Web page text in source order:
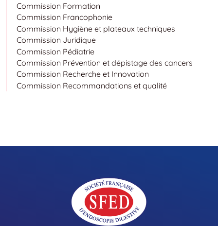
Commission Formation
Commission Francophonie
Commission Hygiène et plateaux techniques
Commission Juridique
Commission Pédiatrie
Commission Prévention et dépistage des cancers
Commission Recherche et Innovation
Commission Recommandations et qualité